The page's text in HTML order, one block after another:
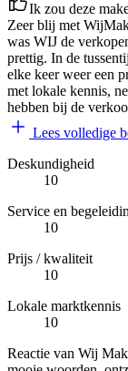
Ik zou deze
Zeer blij met
was WIJ de
prettig. In de
elke keer weer een
met lokale kennis,
hebben bij de
Lees volledige
Deskundigheid
10
Service en
10
Prijs / kwaliteit
10
Lokale marktkennis
10
Reactie van Wij